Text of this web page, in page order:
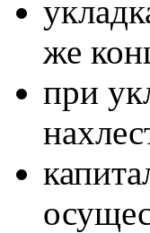
же
при